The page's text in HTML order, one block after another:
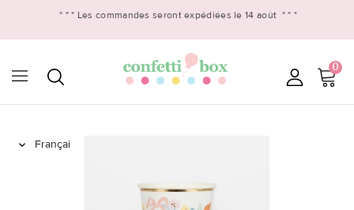
* * * Les commandes seront expédiées le 14 août * * *
0
